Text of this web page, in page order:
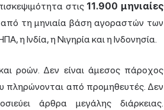
στις 11.900 μηνιαίες
από τη μηνιαία βάση αγοραστών των
η Ινδία, η Νιγηρία και η Ινδονησία.
ροών. Δεν είναι άμεσος πάροχος
πληρώνονται από προμηθευτές. Δεν
άρθρα μεγάλης διάρκειας.